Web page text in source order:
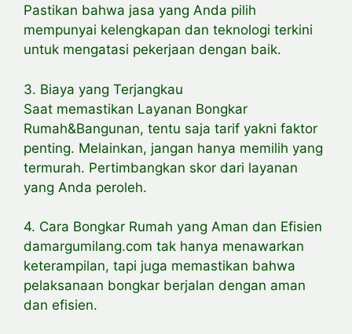
Pastikan bahwa jasa yang Anda pilih
mempunyai kelengkapan dan teknologi terkini
untuk mengatasi pekerjaan dengan baik.
3. Biaya yang Terjangkau
Saat memastikan Layanan Bongkar
Rumah&Bangunan, tentu saja tarif yakni faktor
penting. Melainkan, jangan hanya memilih yang
termurah. Pertimbangkan skor dari layanan
yang Anda peroleh.
4. Cara Bongkar Rumah yang Aman dan Efisien
damargumilang.com tak hanya menawarkan
keterampilan, tapi juga memastikan bahwa
pelaksanaan bongkar berjalan dengan aman
dan efisien.